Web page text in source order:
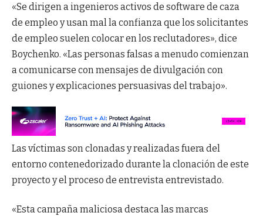
«Se dirigen a ingenieros activos de software de caza
de empleo y usan mal la confianza que los solicitantes
de empleo suelen colocar en los reclutadores», dice
Boychenko. «Las personas falsas a menudo comienzan
a comunicarse con mensajes de divulgación con
guiones y explicaciones persuasivas del trabajo».
Las víctimas son clonadas y realizadas fuera del
entorno contenedorizado durante la clonación de este
proyecto y el proceso de entrevista entrevistado.
«Esta campaña maliciosa destaca las marcas